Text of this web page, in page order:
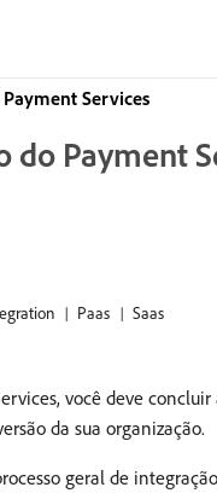
Payment Services
do Payment
Paas Saas
você deve
da sua organização.
geral de